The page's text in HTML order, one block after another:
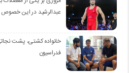
عبدالرشید در این خصوص
خانواده کشتی، پشت
فدراسیون